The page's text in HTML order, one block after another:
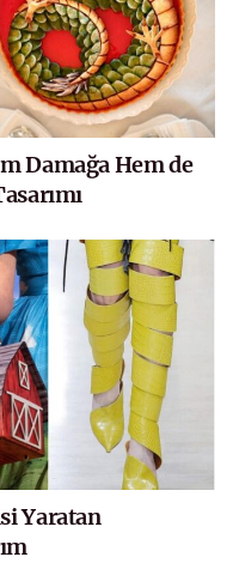
Damağa Hem de
Yaratan